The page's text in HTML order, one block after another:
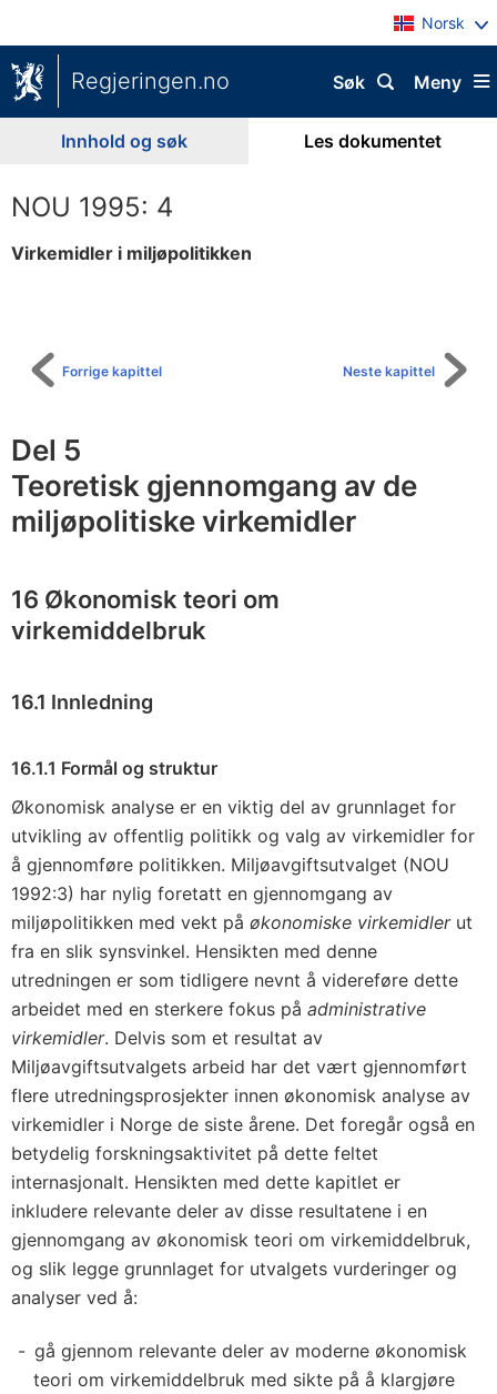
Norsk
Regjeringen.no Meny
Søk
Innhold og søk Les dokumentet
NOU 1995: 4
Virkemidler i miljøpolitikken
Neste kapittel
Forrige kapittel
Del 5
Teoretisk gjennomgang av de
miljøpolitiske virkemidler
16 Økonomisk teori om
virkemiddelbruk
16.1 Innledning
16.1.1 Formål og struktur
Økonomisk analyse er en viktig del av grunnlaget for
utvikling av offentlig politikk og valg av virkemidler for
å gjennomføre politikken. Miljøavgiftsutvalget (NOU
1992:3) har nylig foretatt en gjennomgang av
miljøpolitikken med vekt på økonomiske virkemidlerut
fra en slik synsvinkel. Hensikten med denne
utredningen er som tidligere nevnt å videreføre dette
arbeidet med en sterkere fokus på administrative
virkemidler. Delvis som et resultat av
Miljøavgiftsutvalgets arbeid har det vært gjennomført
flere utredningsprosjekter innen økonomisk analyse av
virkemidler i Norge de siste årene. Det foregår også en
betydelig forskningsaktivitet på dette feltet
internasjonalt. Hensikten med dette kapitlet er
inkludere relevante deler av disse resultatene i en
gjennomgang av økonomisk teori om virkemiddelbruk,
og slik legge grunnlaget for utvalgets vurderinger og
analyser ved å:
gå gjennom relevante deler av moderne økonomisk
teori om virkemiddelbruk med sikte på å klargjøre